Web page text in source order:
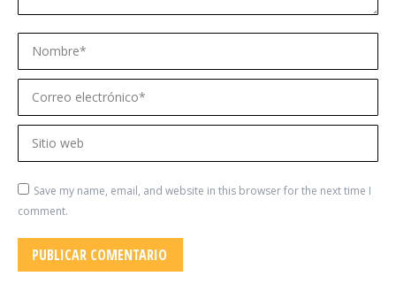
Nombre *
Correo electrónico *
Save my name, email, and website in this browser for the next time I
comment.
PUBLICAR COMENTARIO